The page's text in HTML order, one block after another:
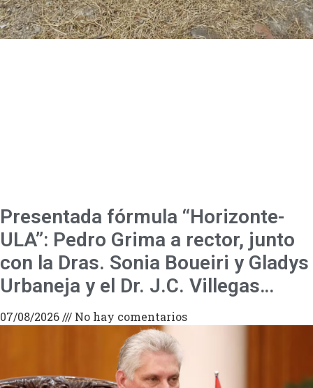
Presentada fórmula “Horizonte-
ULA”: Pedro Grima a rector, junto
con la Dras. Sonia Boueiri y Gladys
Urbaneja y el Dr. J.C. Villegas…
07/08/2026 No hay comentarios